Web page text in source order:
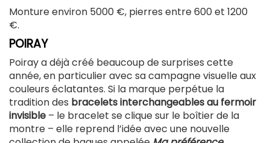
Monture environ 5000 €, pierres entre 600 et 1200
€.
POIRAY
Poiray a déjà créé beaucoup de surprises cette
année, en particulier avec sa campagne visuelle aux
couleurs éclatantes. Si la marque perpétue la
tradition des bracelets interchangeables au fermoir
invisible – le bracelet se clique sur le boîtier de la
montre – elle reprend l’idée avec une nouvelle